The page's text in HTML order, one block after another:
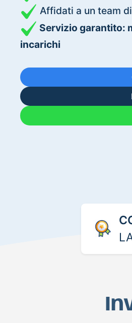
Affidati a un team
Servizio garantito:
incarichi